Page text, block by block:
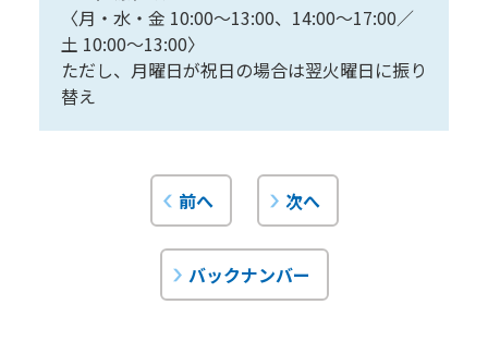
〈月・水・金 10:00〜13:00、14:00〜17:00／
土 10:00〜13:00〉
ただし、月曜日が祝日の場合は翌火曜日に振り
替え
前へ 次へ
バックナンバー